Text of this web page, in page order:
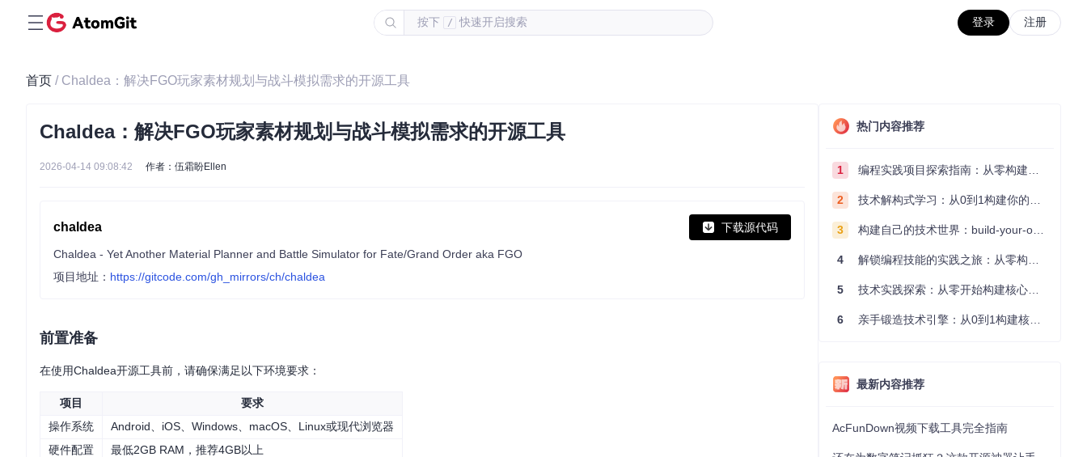
按下 / 快速开启搜索 登录 注册
首页 / Chaldea：解决FGO玩家素材规划与战斗模拟需求的开源工具
Chaldea：解决FGO玩家素材规划与战斗模拟需求的开源工具
2026-04-14 09:08:42 作者：伍霜盼Ellen
chaldea 下载源代码
Chaldea - Yet Another Material Planner and Battle Simulator for Fate/Grand Order aka FGO
项目地址： https://gitcode.com/gh_mirrors/ch/chaldea
前置准备
在使用Chaldea开源工具前，请确保满足以下环境要求：
项目
要求
操作系统
Android、iOS、Windows、macOS、Linux或现代浏览器
硬件配置
最低2GB RAM，推荐4GB以上
热门内容推荐
1 编程实践项目探索指南：从零构建技术能力体系
2 技术解构式学习：从0到1构建你的编程知识体系
3 构建自己的技术世界：build-your-own-x项目的实践探索指南
4 解锁编程技能的实践之旅：从零构建你的技术世界
5 技术实践探索：从零开始构建核心系统的实践指南
6 亲手锻造技术引擎：从0到1构建核心系统的实践指南
最新内容推荐
AcFunDown视频下载工具完全指南